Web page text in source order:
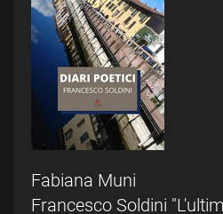
Fabiana Muni
Francesco Soldini